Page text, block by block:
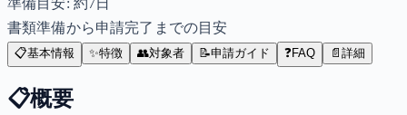
書類準備から申請完了までの目安
📋基本情報 ✨特徴 👥対象者 📝申請ガイド ❓FAQ 📄 詳細
📋概要